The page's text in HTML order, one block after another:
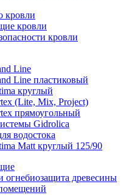
кровли
кровли
кровли
Line
Line пластиковый
круглый
(Lite, Mix, Project)
прямоугольный
Gidrolica
водостока
Matt круглый 125/90
огнебиозащита древесины